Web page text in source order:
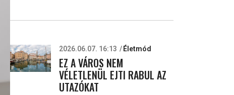
2026.06.07. 16:13 Életmód
EZ A VÁROS NEM
VÉLETLENÜL EJTI RABUL AZ
UTAZÓKAT